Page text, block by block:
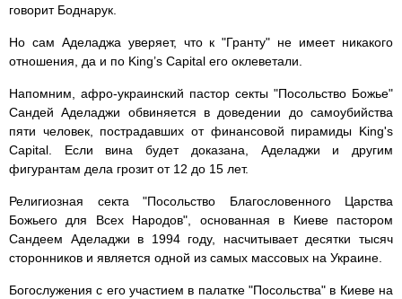
говорит Боднарук.
Но сам Аделаджа уверяет, что к "Гранту" не имеет никакого
отношения, да и по King’s Capital его оклеветали.
Напомним, афро-украинский пастор секты "Посольство Божье"
Сандей Аделаджи обвиняется в доведении до самоубийства
пяти человек, пострадавших от финансовой пирамиды King's
Capital. Если вина будет доказана, Аделаджи и другим
фигурантам дела грозит от 12 до 15 лет.
Религиозная секта "Посольство Благословенного Царства
Божьего для Всех Народов", основанная в Киеве пастором
Сандеем Аделаджи в 1994 году, насчитывает десятки тысяч
сторонников и является одной из самых массовых на Украине.
Богослужения с его участием в палатке "Посольства" в Киеве на